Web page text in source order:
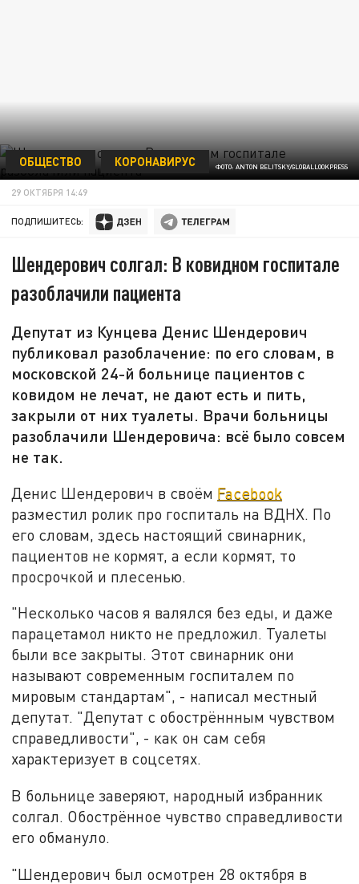
ФОТО: ANTON BELITSKY/GLOBALLOOKPRESS
ОБЩЕСТВО КОРОНАВИРУС
29 ОКТЯБРЯ 14:49
ПОДПИШИТЕСЬ:
Шендерович солгал: В ковидном госпитале
разоблачили пациента
Депутат из Кунцева Денис Шендерович
публиковал разоблачение: по его словам, в
московской 24-й больнице пациентов с
ковидом не лечат, не дают есть и пить,
закрыли от них туалеты. Врачи больницы
разоблачили Шендеровича: всё было совсем
не так.
Денис Шендерович в своём Facebook
разместил ролик про госпиталь на ВДНХ. По
его словам, здесь настоящий свинарник,
пациентов не кормят, а если кормят, то
просрочкой и плесенью.
"Несколько часов я валялся без еды, и даже
парацетамол никто не предложил. Туалеты
были все закрыты. Этот свинарник они
называют современным госпиталем по
мировым стандартам", - написал местный
депутат. "Депутат с обострённным чувством
справедливости", - как он сам себя
характеризует в соцсетях.
В больнице заверяют, народный избранник
солгал. Обострённое чувство справедливости
его обмануло.
"Шендерович был осмотрен 28 октября в